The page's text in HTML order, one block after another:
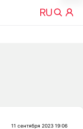
11 сентября 2023 19:06